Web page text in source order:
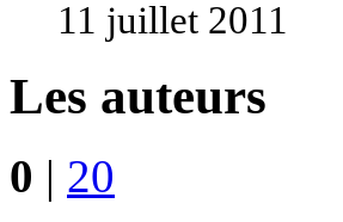
11 juillet 2011
Les auteurs
0 | 20